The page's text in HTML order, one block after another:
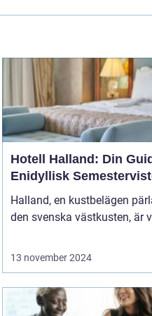
Hotell Halland: Din
Enidyllisk
Halland, en kustbelägen
den svenska västkusten, är
13 november 2024